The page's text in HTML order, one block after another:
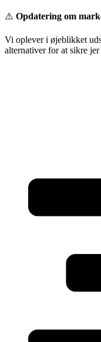
Videre
indhold
⚠️ Opdatering om
Vi oplever i øjeblikket
alternativer for at sikre